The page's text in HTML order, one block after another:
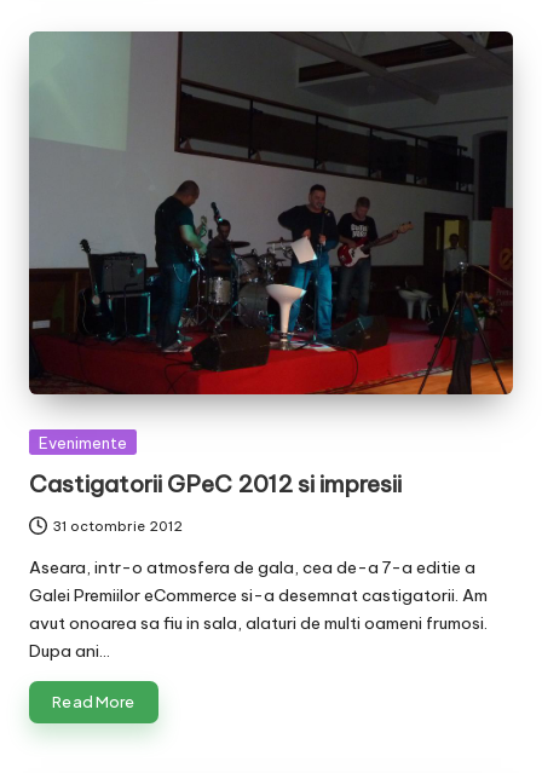
Posted
Evenimente
Castigatorii GPeC 2012 si impresii
31 octombrie 2012
Aseara, intr-o atmosfera de gala, cea de-a 7-a editie a
Galei Premiilor eCommerce si-a desemnat castigatorii. Am
avut onoarea sa fiu in sala, alaturi de multi oameni frumosi.
Dupa ani…
Read More